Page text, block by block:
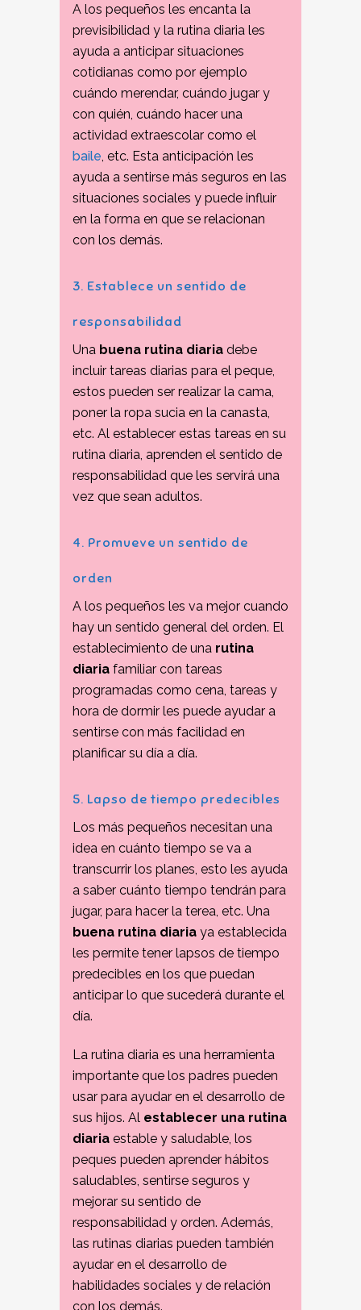
A los pequeños les encanta la
previsibilidad y la rutina diaria les
ayuda a anticipar situaciones
cotidianas como por ejemplo
cuándo merendar, cuándo jugar y
con quién, cuándo hacer una
actividad extraescolar como el
baile, etc. Esta anticipación les
ayuda a sentirse más seguros en las
situaciones sociales y puede influir
en la forma en que se relacionan
con los demás.
3. Establece un sentido de
responsabilidad
Una buena rutina diaria debe
incluir tareas diarias para el peque,
estos pueden ser realizar la cama,
poner la ropa sucia en la canasta,
etc. Al establecer estas tareas en su
rutina diaria, aprenden el sentido de
responsabilidad que les servirá una
vez que sean adultos.
4. Promueve un sentido de
orden
A los pequeños les va mejor cuando
hay un sentido general del orden. El
establecimiento de una rutina
diaria familiar con tareas
programadas como cena, tareas y
hora de dormir les puede ayudar a
sentirse con más facilidad en
planificar su día a día.
5. Lapso de tiempo predecibles
Los más pequeños necesitan una
idea en cuánto tiempo se va a
transcurrir los planes, esto les ayuda
a saber cuánto tiempo tendrán para
jugar, para hacer la terea, etc. Una
buena rutina diaria ya establecida
les permite tener lapsos de tiempo
predecibles en los que puedan
anticipar lo que sucederá durante el
día.
La rutina diaria es una herramienta
importante que los padres pueden
usar para ayudar en el desarrollo de
sus hijos. Al establecer una rutina
diaria estable y saludable, los
peques pueden aprender hábitos
saludables, sentirse seguros y
mejorar su sentido de
responsabilidad y orden. Además,
las rutinas diarias pueden también
ayudar en el desarrollo de
habilidades sociales y de relación
con los demás.